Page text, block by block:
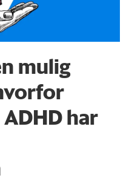
mulig
har